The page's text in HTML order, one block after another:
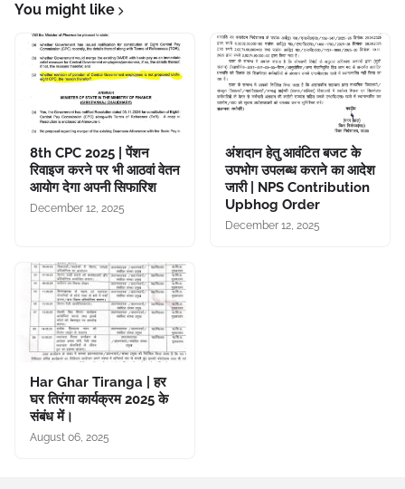
You might like
8th CPC 2025 | पेंशन
रिवाइज करने पर भी आठवां वेतन
आयोग देगा अपनी सिफारिश
December 12, 2025
अंशदान हेतु आवंटित बजट के
उपभोग उपलब्ध कराने का आदेश
जारी | NPS Contribution
Upbhog Order
December 12, 2025
Har Ghar Tiranga | हर
घर तिरंगा कार्यक्रम 2025 के
संबंध में।
August 06, 2025